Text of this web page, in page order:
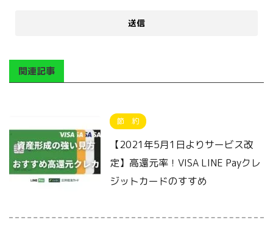
関連記事
節 約
【2021年5月1日よりサービス改
定】高還元率！VISA LINE Payクレ
ジットカードのすすめ